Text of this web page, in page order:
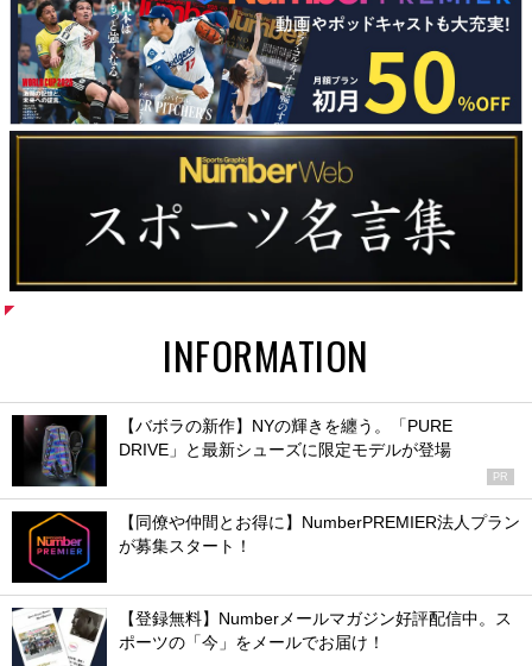
INFORMATION
【バボラの新作】NYの輝きを纏う。「PURE
DRIVE」と最新シューズに限定モデルが登場
PR
【同僚や仲間とお得に】NumberPREMIER法人プラン
が募集スタート！
【登録無料】Numberメールマガジン好評配信中。ス
ポーツの「今」をメールでお届け！